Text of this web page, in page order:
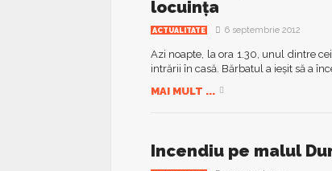
locuinţa
ACTUALITATE 6 septembrie 2012
Azi noapte, la ora 1.30, unul dintre
intrării în casă. Bărbatul a ieşit să a
MAI MULT ...
Incendiu pe malul